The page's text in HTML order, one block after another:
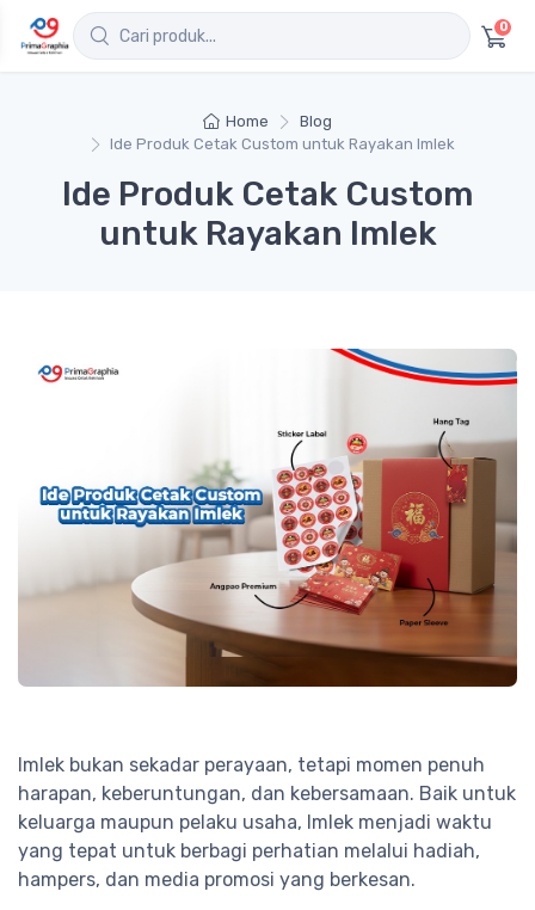
0
Home
Blog
Ide Produk Cetak Custom untuk Rayakan Imlek
Ide Produk Cetak Custom
untuk Rayakan Imlek
Imlek bukan sekadar perayaan, tetapi momen penuh
harapan, keberuntungan, dan kebersamaan. Baik untuk
keluarga maupun pelaku usaha, Imlek menjadi waktu
yang tepat untuk berbagi perhatian melalui hadiah,
hampers, dan media promosi yang berkesan.